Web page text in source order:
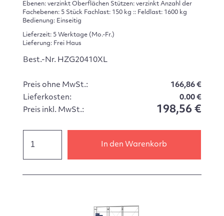
Ebenen: verzinkt Oberflächen Stützen: verzinkt Anzahl der
Fachebenen: 5 Stück Fachlast: 150 kg :: Feldlast: 1600 kg
Bedienung: Einseitig
Lieferzeit: 5 Werktage (Mo.-Fr.)
Lieferung: Frei Haus
Best.-Nr. HZG20410XL
Preis ohne MwSt.:
166,86 €
Lieferkosten:
0.00 €
Preis inkl. MwSt.:
198,56 €
In den Warenkorb